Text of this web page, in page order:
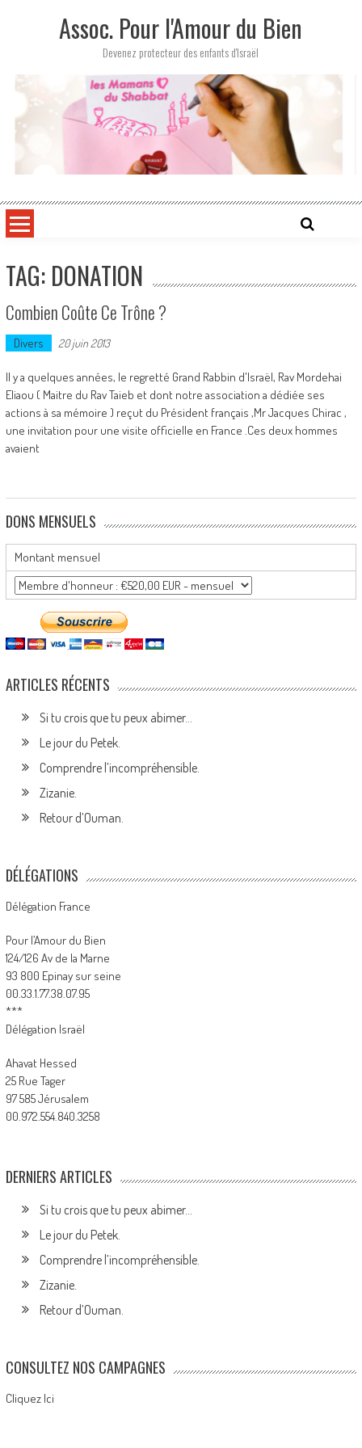
Assoc. Pour l'Amour du Bien
Devenez protecteur des enfants d'Israël
TAG: DONATION
Combien Coûte Ce Trône ?
Divers 20 juin 2013
Il y a quelques années, le regretté Grand Rabbin d'Israël, Rav Mordehai
Eliaou ( Maitre du Rav Taieb et dont notre association a dédiée ses
actions à sa mémoire ) reçut du Président français ,Mr Jacques Chirac ,
une invitation pour une visite officielle en France .Ces deux hommes
avaient
DONS MENSUELS
Montant mensuel
ARTICLES RÉCENTS
Si tu crois que tu peux abimer…
Le jour du Petek.
Comprendre l’incompréhensible.
Zizanie.
Retour d’Ouman.
DÉLÉGATIONS
Délégation France
Pour l’Amour du Bien
124/126 Av de la Marne
93 800 Epinay sur seine
00.33.1.77.38.07.95
***
Délégation Israël
Ahavat Hessed
25 Rue Tager
97 585 Jérusalem
00.972.554.840.3258
DERNIERS ARTICLES
Si tu crois que tu peux abimer…
Le jour du Petek.
Comprendre l’incompréhensible.
Zizanie.
Retour d’Ouman.
CONSULTEZ NOS CAMPAGNES
Cliquez Ici